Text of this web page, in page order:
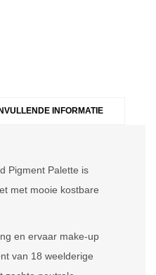
INFORMATIE
Pigment Palette is
met mooie kostbare
en ervaar make-up
van 18 weelderige